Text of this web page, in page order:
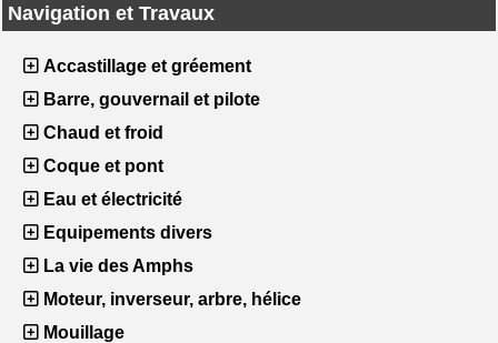
Navigation et Travaux
Accastillage et gréement
Barre, gouvernail et pilote
Chaud et froid
Coque et pont
Eau et électricité
Equipements divers
La vie des Amphs
Moteur, inverseur, arbre, hélice
Mouillage